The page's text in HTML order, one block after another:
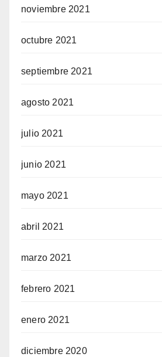
noviembre 2021
octubre 2021
septiembre 2021
agosto 2021
julio 2021
junio 2021
mayo 2021
abril 2021
marzo 2021
febrero 2021
enero 2021
diciembre 2020